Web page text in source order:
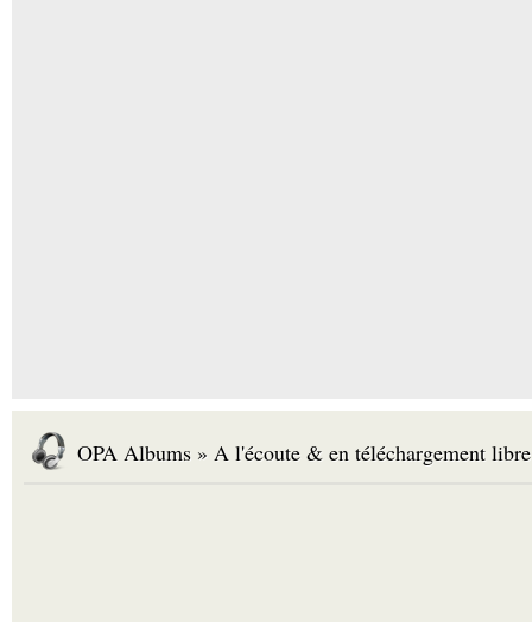
OPA Albums » A l'écoute & en téléchargement